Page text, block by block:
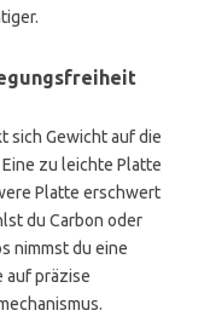
sich Gewicht auf die
zu leichte Platte
Platte erschwert
du Carbon oder
nimmst du eine
auf präzise